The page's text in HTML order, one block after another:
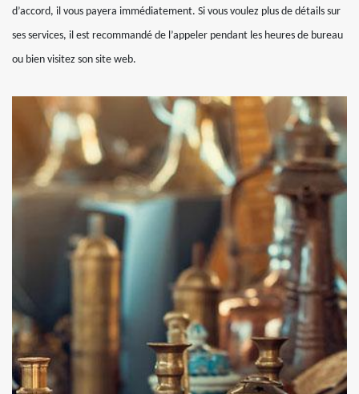
d’accord, il vous payera immédiatement. Si vous voulez plus de détails sur
ses services, il est recommandé de l’appeler pendant les heures de bureau
ou bien visitez son site web.